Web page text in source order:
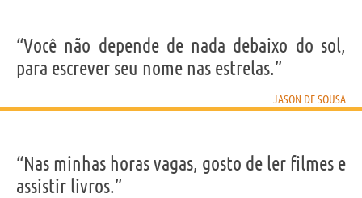
“Você não depende de nada debaixo do sol,
para escrever seu nome nas estrelas.”
JASON DE SOUSA
“Nas minhas horas vagas, gosto de ler filmes e
assistir livros.”